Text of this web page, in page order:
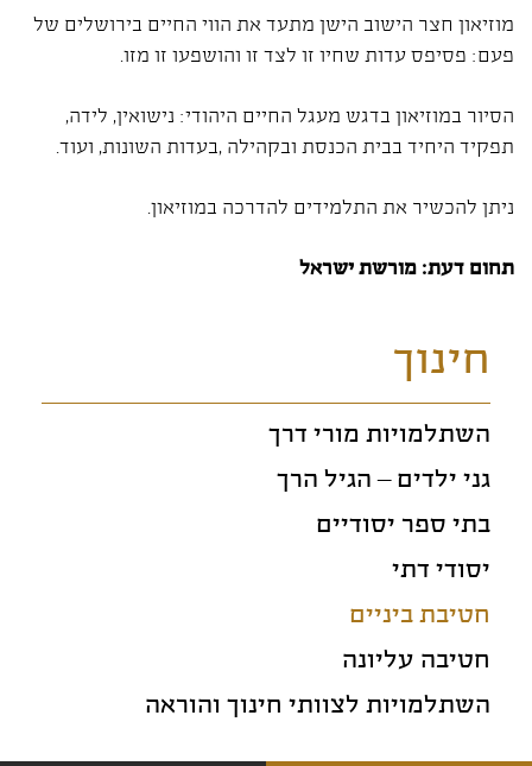
מוזיאון חצר הישוב הישן מתעד את הווי החיים בירושלים של
פעם: פסיפס עדות שחיו זו לצד זו והושפעו זו מזו.
הסיור במוזיאון בדגש מעגל החיים היהודי: נישואין, לידה,
תפקיד היחיד בבית הכנסת ובקהילה ,בעדות השונות, ועוד.
ניתן להכשיר את התלמידים להדרכה במוזיאון.
תחום דעת: מורשת ישראל
חינוך
השתלמויות מורי דרך
גני ילדים – הגיל הרך
בתי ספר יסודיים
יסודי דתי
חטיבת ביניים
חטיבה עליונה
השתלמויות לצוותי חינוך והוראה